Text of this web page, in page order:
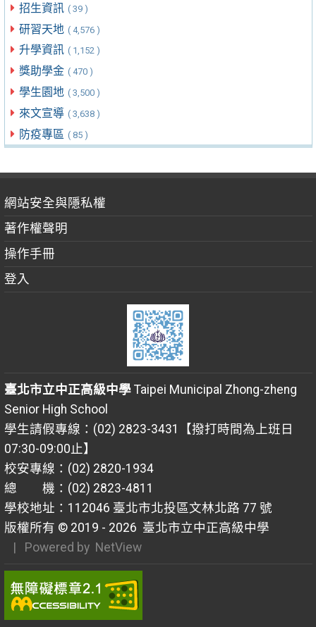
招生資訊 ( 39 )
研習天地 ( 4,576 )
升學資訊 ( 1,152 )
獎助學金 ( 470 )
學生園地 ( 3,500 )
來文宣導 ( 3,638 )
防疫專區 ( 85 )
網站安全與隱私權
著作權聲明
操作手冊
登入
臺北市立中正高級中學Taipei Municipal Zhong-zheng
Senior High School
學生請假專線：(02) 2823-3431【撥打時間為上班日
07:30-09:00止】
校安專線：(02) 2820-1934
總 機：(02) 2823-4811
學校地址：112046 臺北市北投區文林北路 77 號
版權所有 © 2019 - 2026 臺北市立中正高級中學
| Powered by NetView